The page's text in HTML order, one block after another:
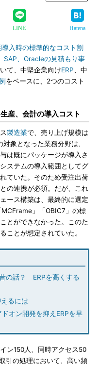
LINE Hatena
導入時の標準的なコスト割
SAP、Oracleの見積もり事
いて、中堅企業向けERP 、中
をベースに、2つのコスト
産、会計の導入コスト
製造業で、売り上げ規模は
対象となった業務分野は、
与は既にパッケージが導入さ
ステムの導入範囲としてグ
ていた。そのため受注出荷
の連携が必須。だが、これ
ース構築は、最終的に選定
」「OBIC7」の標
とができなかった。このた
ことが想定されていた。
の話？ ERPを高くする
るには
ドオン開発を抑えERPを早
ン150人、同時アクセス50
引の処理において、高い頻